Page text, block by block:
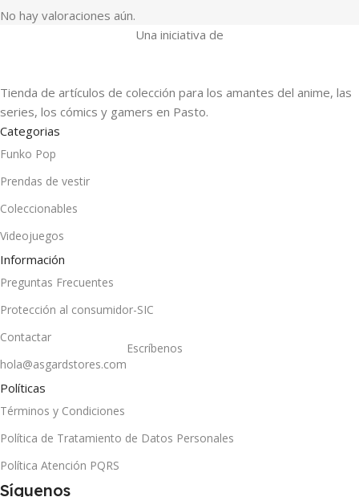
No hay valoraciones aún.
Una iniciativa de
Tienda de artículos de colección para los amantes del anime, las
series, los cómics y gamers en Pasto.
Categorias
Funko Pop
Prendas de vestir
Coleccionables
Videojuegos
Información
Preguntas Frecuentes
Protección al consumidor-SIC
Contactar
hola@asgardstores.com
Escríbenos
Políticas
Términos y Condiciones
Política de Tratamiento de Datos Personales
Política Atención PQRS
Síguenos